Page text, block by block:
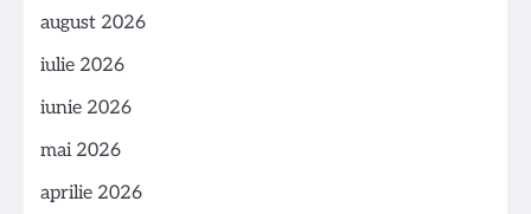
august 2026
iulie 2026
iunie 2026
mai 2026
aprilie 2026